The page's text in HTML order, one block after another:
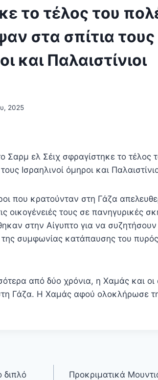
το τέλος του
στα σπίτια τους
και Παλαιστίνιοι
2025
Σαρμ ελ Σέιχ σφραγίστηκε το τέλος
Ισραηλινοί όμηροι και
που κρατούνταν στη Γάζα
οικογένειές τους σε πανηγυρικές
στην Αίγυπτο για να
της συμφωνίας κατάπαυσης του
από δύο χρόνια, η Χαμάς και οι
Γάζα. Η Χαμάς αφού ολοκλήρωσε
διπλό
Προκριματικά